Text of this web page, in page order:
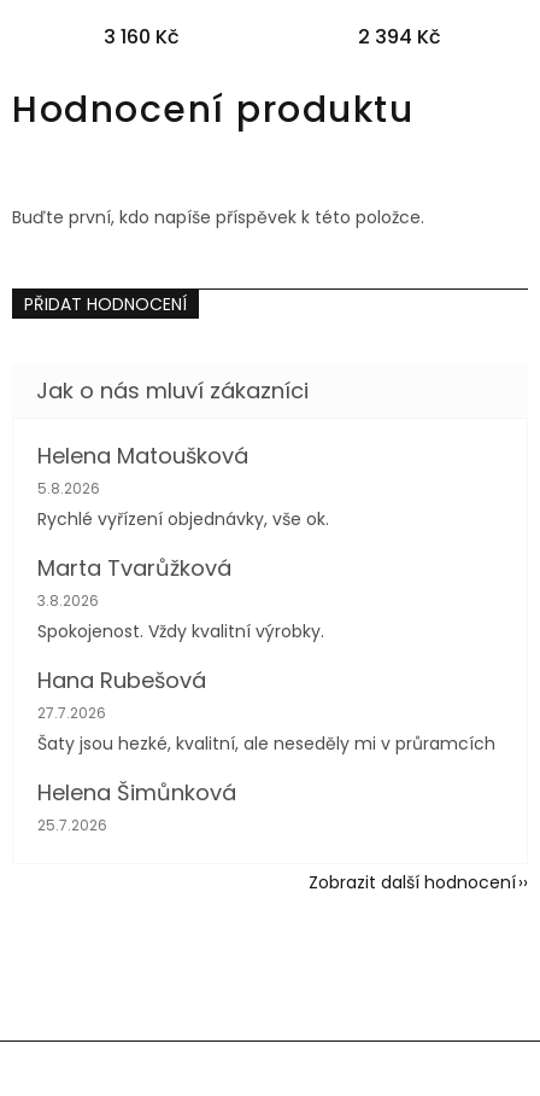
3 160 Kč 2 394 Kč
Hodnocení produktu
Buďte první, kdo napíše příspěvek k této položce.
PŘIDAT HODNOCENÍ
Helena Matoušková
Hodnocení obchodu je 5 z 5 hvězdiček.
5.8.2026
Rychlé vyřízení objednávky, vše ok.
Marta Tvarůžková
Hodnocení obchodu je 5 z 5 hvězdiček.
3.8.2026
Spokojenost. Vždy kvalitní výrobky.
Hana Rubešová
Hodnocení obchodu je 4 z 5 hvězdiček.
27.7.2026
Šaty jsou hezké, kvalitní, ale neseděly mi v průramcích
Helena Šimůnková
Hodnocení obchodu je 5 z 5 hvězdiček.
25.7.2026
Zobrazit další hodnocení
p